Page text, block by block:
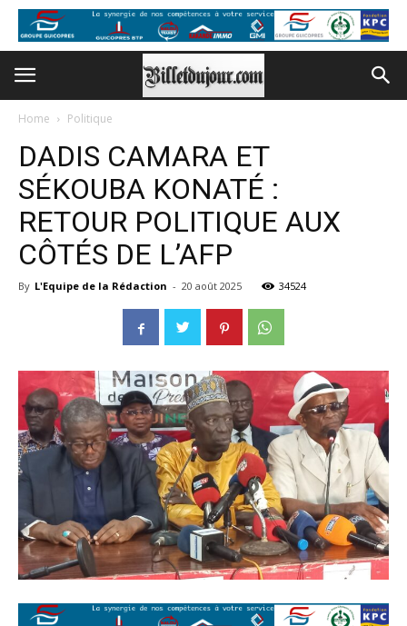
Home Politique
DADIS CAMARA ET
SÉKOUBA KONATÉ :
RETOUR POLITIQUE AUX
CÔTÉS DE L’AFP
By L'Equipe de la Rédaction - 20 août 2025 34524